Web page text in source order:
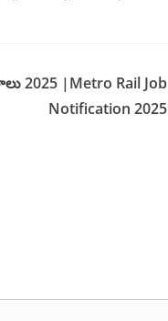
2025 |Metro Rail Job
Notification 2025